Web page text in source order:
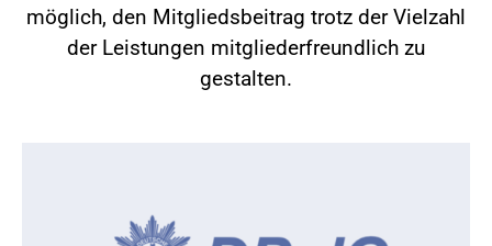
möglich, den Mitgliedsbeitrag trotz der Vielzahl
der Leistungen mitgliederfreundlich zu
gestalten.